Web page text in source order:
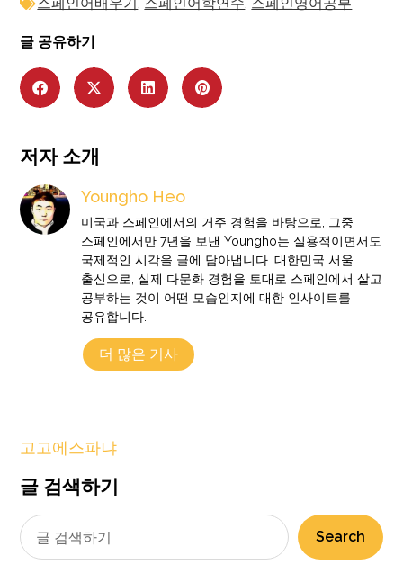
글 공유하기
저자 소개
Youngho Heo
미국과 스페인에서의 거주 경험을 바탕으로, 그중
스페인에서만 7년을 보낸 Youngho는 실용적이면서도
국제적인 시각을 글에 담아냅니다. 대한민국 서울
출신으로, 실제 다문화 경험을 토대로 스페인에서 살고
공부하는 것이 어떤 모습인지에 대한 인사이트를
공유합니다.
더 많은 기사
고고에스파냐
글 검색하기
Search